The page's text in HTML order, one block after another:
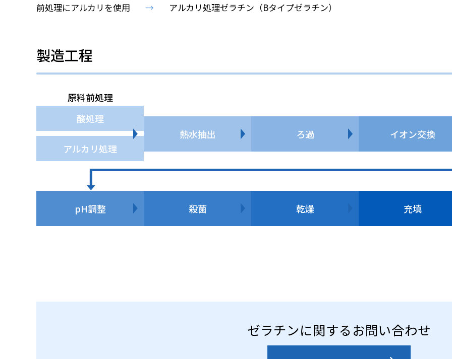
前処理にアルカリを使用
アルカリ処理ゼラチン（Bタイプゼラチン）
製造工程
原料前処理
酸処理
アルカリ処理
熱水抽出 ろ過 イオン交換
pH調整 殺菌 乾燥 充填
ゼラチンに関する お問い合わせ